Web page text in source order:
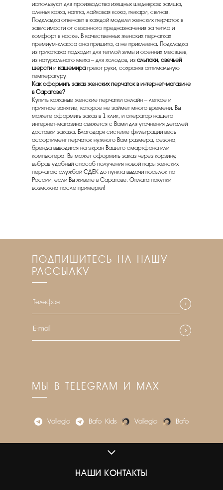
используют для производства изящных шедевров: замша,
оленья кожа, наппа, лайковая кожа, пекари, свиная.
Подкладка отвечает в каждой модели женских перчаток в
зависимости от сезонного предназначения за тепло и
комфорт в носке. В качественных женских перчатках
премиум-класса она пришита, а не приклеена. Подкладка
из трикотажа подходит для теплой зимы и осенних месяцев,
из натурального меха – для холодов, из альпаки, овечьей
шерстии кашемира греют руки, сохраняя оптимальную
температуру.
Как оформить заказ женских перчаток в интернет-магазине
в Саратове?
Купить кожаные женские перчатки онлайн – легкое и
приятное занятие, которое не займет много времени. Вы
можете оформить заказ в 1 клик, и оператор нашего
интернет-магазина свяжется с Вами для уточнения деталей
доставки заказа. Благодаря системе фильтрации весь
ассортимент перчаток нужного Вам размера, сезона,
бренда выводится на экран Вашего смартфона или
компьютера. Вы может оформить заказ через корзину,
выбрав удобный способ получения новой пары женских
перчаток: службой СДЕК до пункта выдачи посылок по
России, если Вы живете в Саратове. Оплата покупки
возможна после примерки!
ПОДПИШИТЕСЬ НА НАШУ
РАССЫЛКУ
МЫ В TELEGRAM И MAX
Vallegio Bafo_Kids Vallegio Bafo
VALLEGIO.RU
О нас
НАШИ КОНТАКТЫ